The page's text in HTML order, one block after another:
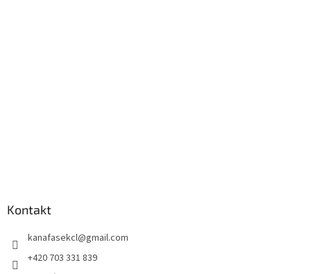
Kontakt
kanafasekcl@gmail.com
+420 703 331 839